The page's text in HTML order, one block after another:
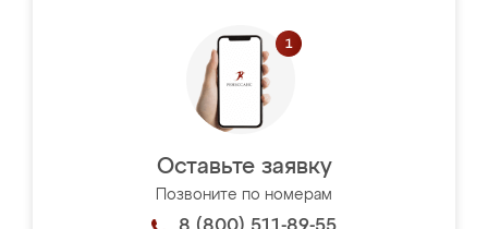
Оставьте заявку
Позвоните по номерам